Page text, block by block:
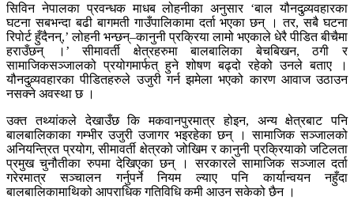
सिविन नेपालका प्रवन्धक माधब लोहनीका अनुसार ‘बाल यौनदुव्र्यवहारका
घटना सबभन्दा बढी बागमती गाउँपालिकामा दर्ता भएका छन् । तर, सबै घटना
रिपोर्ट हुँदैनन्,’ लोहनी भन्छन्–कानुनी प्रक्रिया लामो भएकाले धेरै पीडित बीचैमा
हराउँछन् ।’ सीमावर्ती क्षेत्रहरुमा बालबालिका बेचबिखन, ठगी र
सामाजिकसञ्जालको प्रयोगमार्फत् हुने शोषण बढ्दो रहेको उनले बताए ।
यौनदुव्र्यवहारका पीडितहरुले उजुरी गर्न झमेला भएको कारण आवाज उठाउन
नसक्ने अवस्था छ ।
उक्त तथ्यांकले देखाउँछ कि मकवानपुरमात्र होइन, अन्य क्षेत्रबाट पनि
बालबालिकाका गम्भीर उजुरी उजागर भइरहेका छन् । सामाजिक सञ्जालको
अनियन्त्रित प्रयोग, सीमावर्ती क्षेत्रको जोखिम र कानुनी प्रक्रियाको जटिलता
प्रमुख चुनौतीका रुपमा देखिएका छन् । सरकारले सामाजिक सञ्जाल दर्ता
गरेरमात्र सञ्चालन गर्नुपर्ने नियम ल्याए पनि कार्यान्वयन नहुँदा
बालबालिकामाथिको आपराधिक गतिविधि कमी आउन सकेको छैन ।